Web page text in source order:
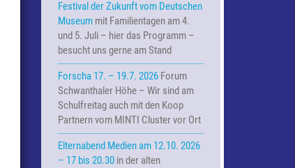
Festival der Zukunft vom Deutschen
Museummit Familientagen am 4.
und 5. Juli – hier das Programm –
besucht uns gerne am Stand
Forscha 17. – 19.7. 2026Forum
Schwanthaler Höhe – Wir sind am
Schulfreitag auch mit den Koop
Partnern vom MINTI Cluster vor Ort
Elternabend Medien am 12.10. 2026
– 17 bis 20.30in der alten